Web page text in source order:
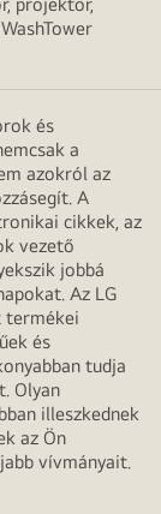
és
a
azokról az
A
cikkek, az
vezető
jobbá
Az LG
termékei
és
tudja
Olyan
illeszkednek
az Ön
vívmányait.